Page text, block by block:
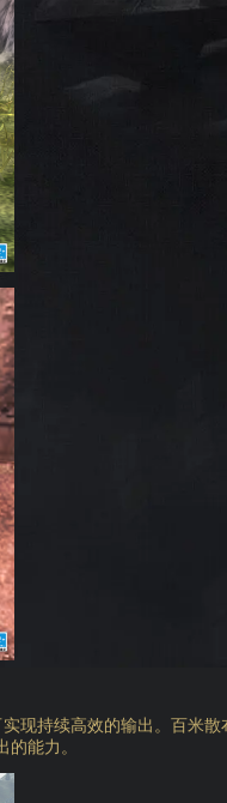
现持续高效的输出。百米散
能力。